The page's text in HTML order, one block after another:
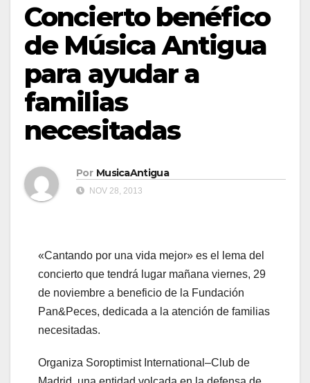
Concierto benéfico
de Música Antigua
para ayudar a
familias
necesitadas
Por MusicaAntigua
NOV 28, 2013
«Cantando por una vida mejor» es el lema del
concierto que tendrá lugar mañana viernes, 29
de noviembre a beneficio de la Fundación
Pan&Peces, dedicada a la atención de familias
necesitadas.
Organiza Soroptimist International–Club de